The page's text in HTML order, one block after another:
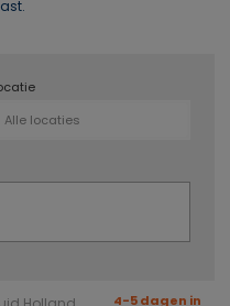
4-5 dagen in